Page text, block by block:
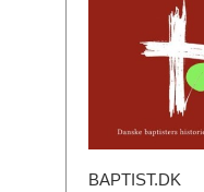
baptist.dk
BAPTIST.DK